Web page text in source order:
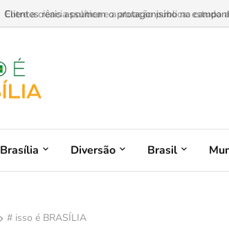
Entre a ciência política e a atuação pública: estudo
Brasília Diversão Brasil
# isso é BRASÍLIA